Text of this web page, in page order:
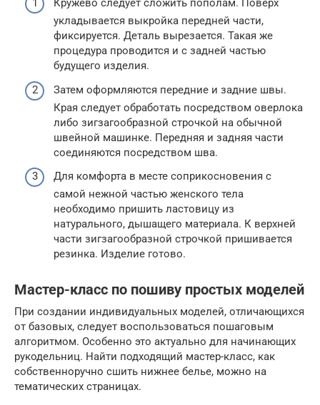
Кружево следует сложить пополам. Поверх
укладывается выкройка передней части,
фиксируется. Деталь вырезается. Такая же
процедура проводится и с задней частью
будущего изделия.
Затем оформляются передние и задние швы.
Края следует обработать посредством оверлока
либо зигзагообразной строчкой на обычной
швейной машинке. Передняя и задняя части
соединяются посредством шва.
Для комфорта в месте соприкосновения с
самой нежной частью женского тела
необходимо пришить ластовицу из
натурального, дышащего материала. К верхней
части зигзагообразной строчкой пришивается
резинка. Изделие готово.
Мастер-класс по пошиву простых моделей
При создании индивидуальных моделей, отличающихся
от базовых, следует воспользоваться пошаговым
алгоритмом. Особенно это актуально для начинающих
рукодельниц. Найти подходящий мастер-класс, как
собственноручно сшить нижнее белье, можно на
тематических страницах.